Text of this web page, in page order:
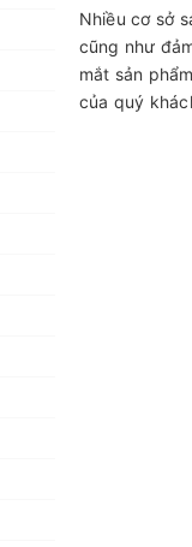
Nhiều cơ sở
cũng như
mắt sản phẩm
của quý